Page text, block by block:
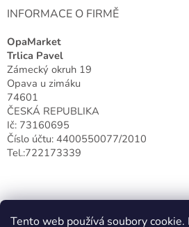
Tento web používá soubory
INFORMACE O FIRMĚ
OpaMarket
Trlica Pavel
Zámecký okruh 19
Opava u zimáku
74601
ČESKÁ REPUBLIKA
Ič: 73160695
Číslo účtu: 4400550077/2010
Tel.:722173339